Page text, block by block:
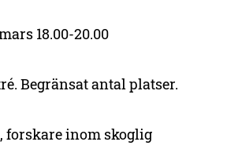
18.00-20.00
Begränsat antal platser.
forskare inom skoglig